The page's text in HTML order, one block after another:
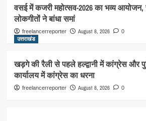
वसई में कजरी महोत्सव-2026 का भव्य
लोकगीतों ने बांधा समां
freelancerreporter August 8, 2026 0
उत्तराखंड
खड़गे की रैली से पहले हल्द्वानी में कांग्रेस और
कार्यालय में कांग्रेस का धरना
freelancerreporter August 8, 2026 0